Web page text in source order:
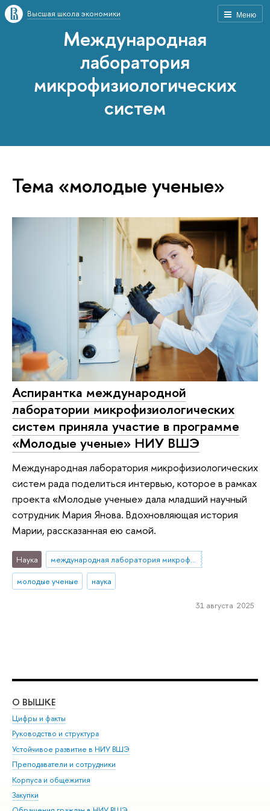
Меню
Высшая школа экономики
Международная
лаборатория
микрофизиологических
систем
Тема «молодые ученые»
Аспирантка международной
лаборатории микрофизиологических
систем приняла участие в программе
«Молодые ученые» НИУ ВШЭ
Международная лаборатория микрофизиологических
систем рада поделиться интервью, которое в рамках
проекта «Молодые ученые» дала младший научный
сотрудник Мария Янова. Вдохновляющая история
Марии, рассказанная ею самой.
Наука
международная лаборатория микрофизиологических систем
молодые ученые
наука
31 августа 2025
О ВЫШКЕ
Цифры и факты
Руководство и структура
Устойчивое развитие в НИУ ВШЭ
Преподаватели и сотрудники
Корпуса и общежития
Закупки